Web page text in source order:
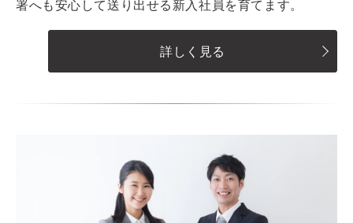
署へも安心して送り出せる新入社員を育てます。
詳しく見る